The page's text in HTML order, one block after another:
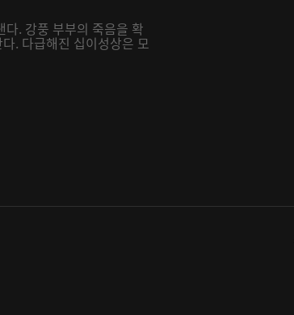
. 강풍 부부의 죽음을 확
. 다급해진 십이성상은 모